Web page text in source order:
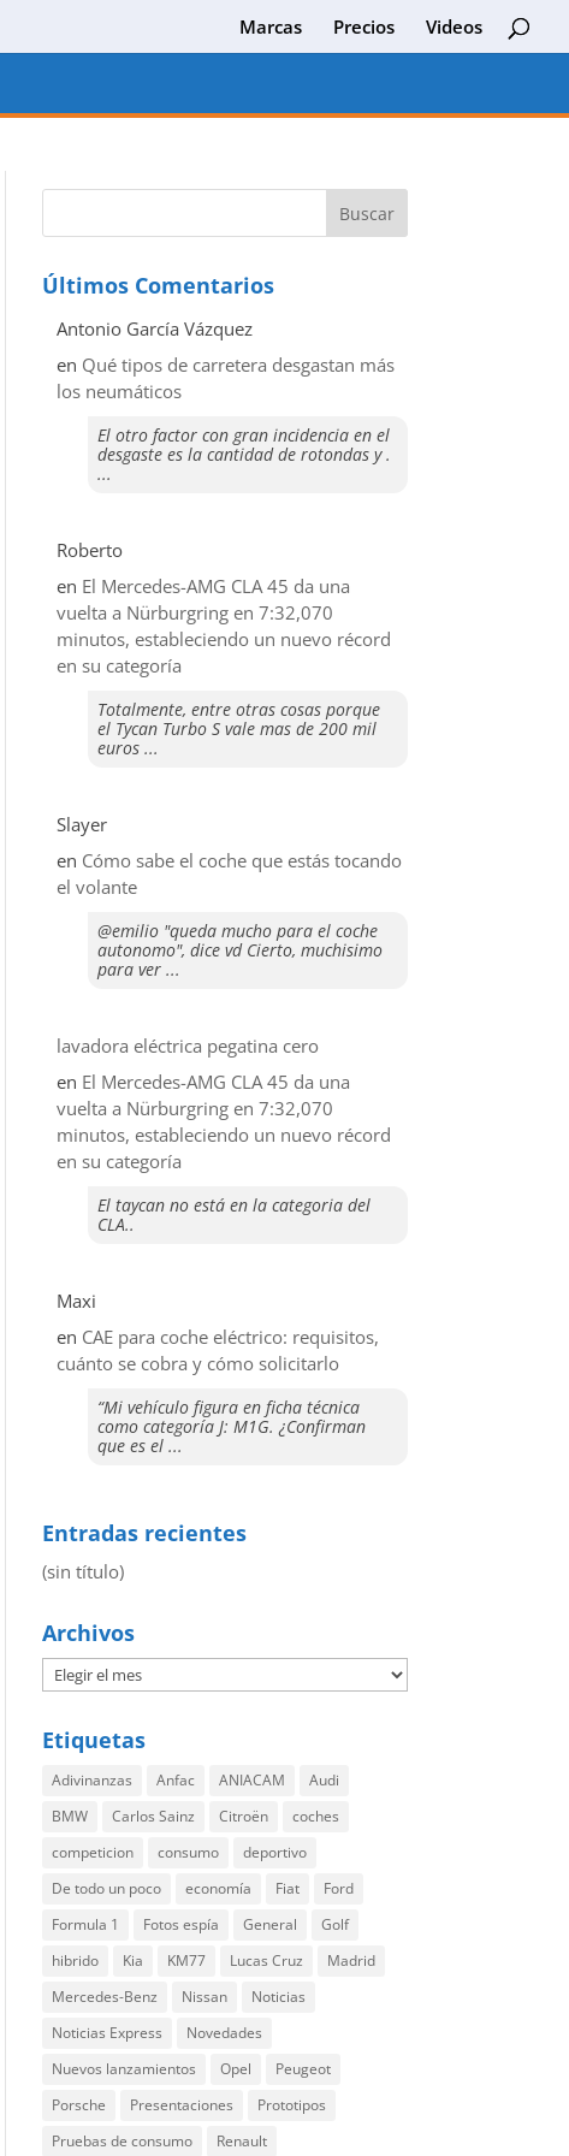
Marcas Precios Videos
Últimos Comentarios
Antonio García Vázquez
en Qué tipos de carretera desgastan más
los neumáticos
El otro factor con gran incidencia en el
desgaste es la cantidad de rotondas y .
...
Roberto
en El Mercedes-AMG CLA 45 da una
vuelta a Nürburgring en 7:32,070
minutos, estableciendo un nuevo récord
en su categoría
Totalmente, entre otras cosas porque
el Tycan Turbo S vale mas de 200 mil
euros ...
Slayer
en ​Cómo sabe el coche que estás tocando
el volante
@emilio "queda mucho para el coche
autonomo", dice vd Cierto, muchisimo
para ver ...
lavadora eléctrica pegatina cero
en El Mercedes-AMG CLA 45 da una
vuelta a Nürburgring en 7:32,070
minutos, estableciendo un nuevo récord
en su categoría
El taycan no está en la categoria del
CLA..
Maxi
en CAE para coche eléctrico: requisitos,
cuánto se cobra y cómo solicitarlo
“Mi vehículo figura en ficha técnica
como categoría J: M1G. ¿Confirman
que es el ...
Entradas recientes
(sin título)
Archivos
Etiquetas
Adivinanzas Anfac ANIACAM
Audi
BMW
Carlos Sainz Citroën
coches
competicion
consumo
deportivo
De todo un poco
economía Fiat
Ford
Formula 1
Fotos espía General
Golf
hibrido
Kia KM77 Lucas Cruz
Madrid
Mercedes-Benz
Nissan
Noticias
Noticias Express
Novedades
Nuevos lanzamientos
Opel
Peugeot
Porsche
Presentaciones
Prototipos
Pruebas de consumo
Renault